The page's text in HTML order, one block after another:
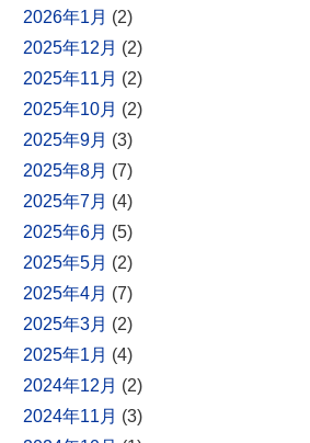
2026年1月 (2)
2025年12月 (2)
2025年11月 (2)
2025年10月 (2)
2025年9月 (3)
2025年8月 (7)
2025年7月 (4)
2025年6月 (5)
2025年5月 (2)
2025年4月 (7)
2025年3月 (2)
2025年1月 (4)
2024年12月 (2)
2024年11月 (3)